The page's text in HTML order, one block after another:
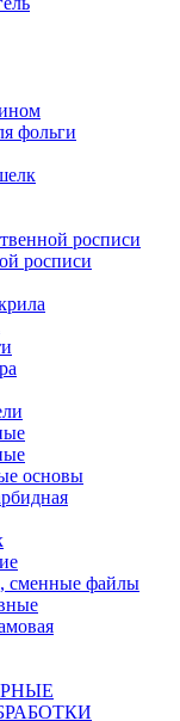
фольги
росписи
росписи
основы
сменные файлы